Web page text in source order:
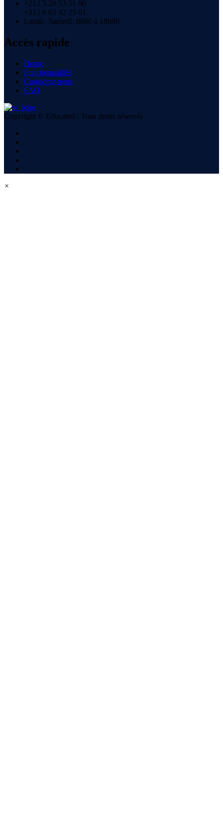
+212 5 20 53 51 00
+212 6 02 32 25 01
Lundi– Samedi: 8h00 à 18h00
Accès rapide
Home
Fonctionnalités
Contactez-nous
FAQ
Copyright © Educated | Tous droits réservés
×